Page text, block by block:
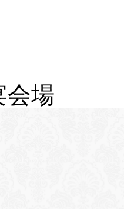
会場